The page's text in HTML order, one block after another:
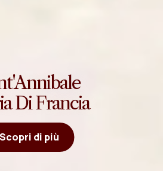
Di Francia
Scopri di più